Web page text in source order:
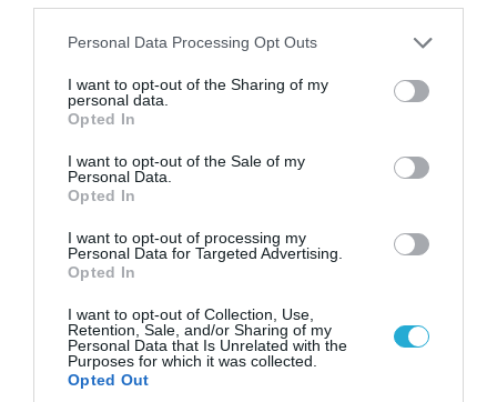
Please note that this website/app uses one or more Google
not limited to your visit or usage behaviour. You may click to
grant or deny consent to Google and its third-party tags to
use your data for below specified purposes in below Google
consent section.
Personal Data Processing Opt Outs
I want to opt-out of the Sharing of my
personal data.
Opted In
I want to opt-out of the Sale of my
Personal Data.
Opted In
I want to opt-out of processing my
Personal Data for Targeted Advertising.
Opted In
I want to opt-out of Collection, Use,
Retention, Sale, and/or Sharing of my
Personal Data that Is Unrelated with the
Purposes for which it was collected.
Opted Out
05.08.2026 | 22:02
Αδειάζουν το Κραματόρσκ οι Ουκρανοί:
Έκτακτη εκκένωση στην πόλη μετά την
αιφνιδιαστική προώθηση των Ρώσων (βίντεο)
ΠΟΛΙΤΙΚΗ